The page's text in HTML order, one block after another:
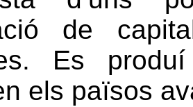
de
Es
els països